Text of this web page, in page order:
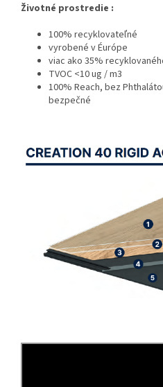
Životné prostredie :
100% recyklovateľné
vyrobené v Éurópe
viac ako 35%
TVOC <10 ug / m3
100% Reach, bez
bezpečné